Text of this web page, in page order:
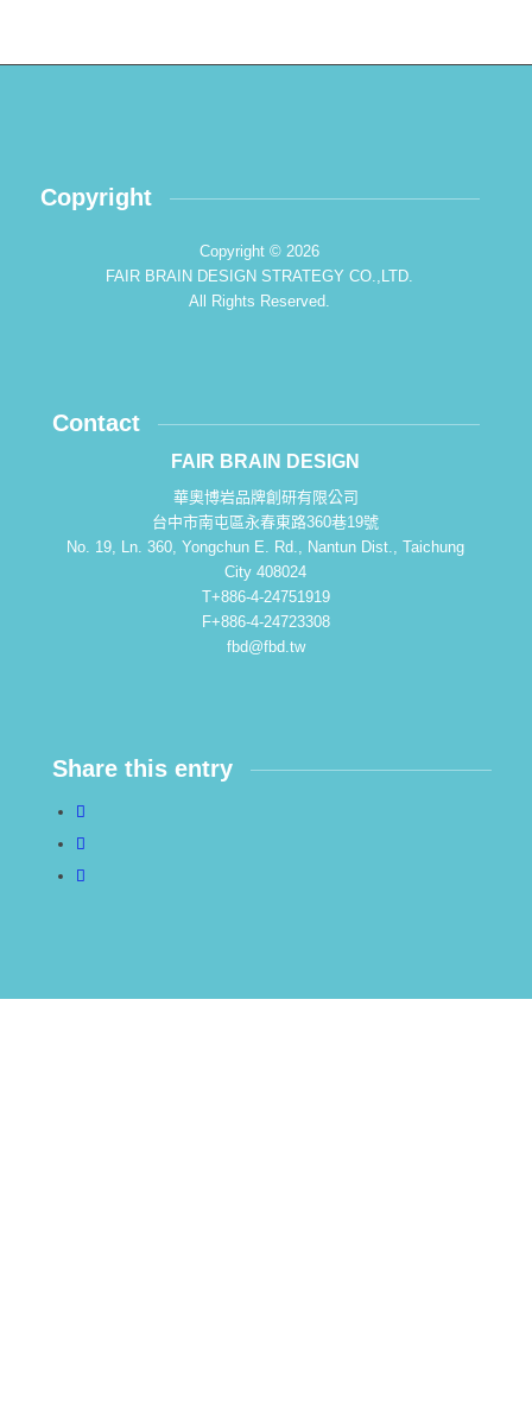
Copyright
Copyright © 2026
FAIR BRAIN DESIGN STRATEGY CO.,LTD.
All Rights Reserved.
Contact
FAIR BRAIN DESIGN
華奧博岩品牌創研有限公司
台中市南屯區永春東路360巷19號
No. 19, Ln. 360, Yongchun E. Rd., Nantun Dist., Taichung
City 408024
T+886-4-24751919
F+886-4-24723308
fbd@fbd.tw
Share this entry